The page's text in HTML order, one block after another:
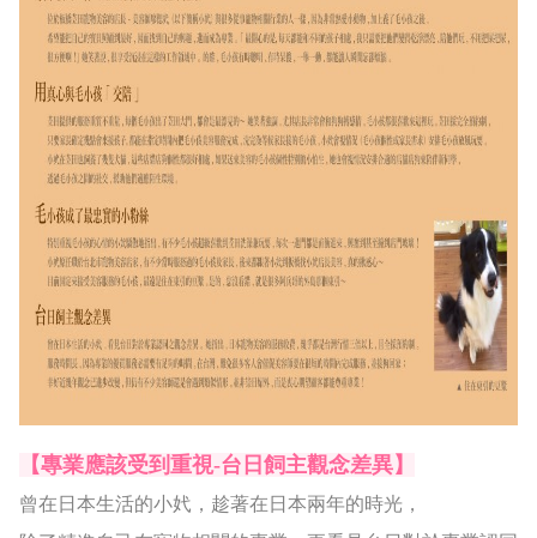
【專業應該受到重視-台日飼主觀念差異】
曾在日本生活的小㚤，趁著在日本兩年的時光，